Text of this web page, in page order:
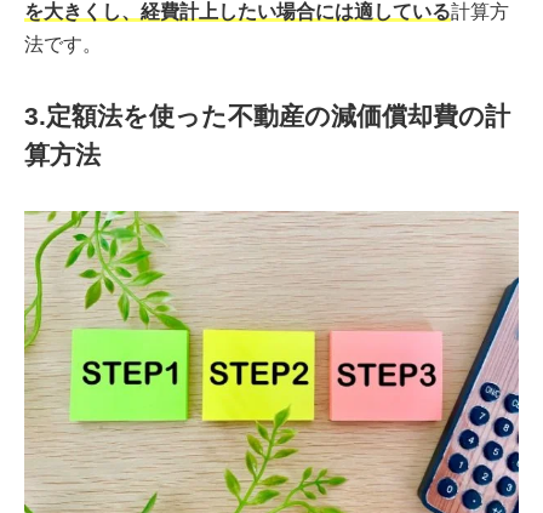
を大きくし、経費計上したい場合には適している計算方
法です。
3.定額法を使った不動産の減価償却費の計
算方法